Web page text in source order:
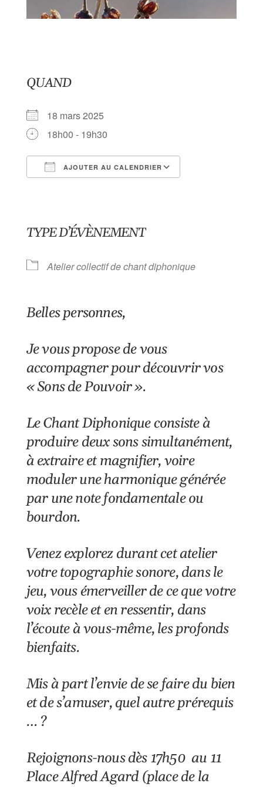
QUAND
18 mars 2025
18h00 - 19h30
AJOUTER AU CALENDRIER
TYPE D’ÉVÈNEMENT
Atelier collectif de chant diphonique
Belles personnes,
Je vous propose de vous
accompagner pour découvrir vos
« Sons de Pouvoir ».
Le Chant Diphonique consiste à
produire deux sons simultanément,
à extraire et magnifier, voire
moduler une harmonique générée
par une note fondamentale ou
bourdon.
Venez explorez durant cet atelier
votre topographie sonore, dans le
jeu, vous émerveiller de ce que votre
voix recèle et en ressentir, dans
l’écoute à vous-même, les profonds
bienfaits.
Mis à part l’envie de se faire du bien
et de s’amuser, quel autre prérequis
… ?
Rejoignons-nous dès 17h50 au 11
Place Alfred Agard (place de la